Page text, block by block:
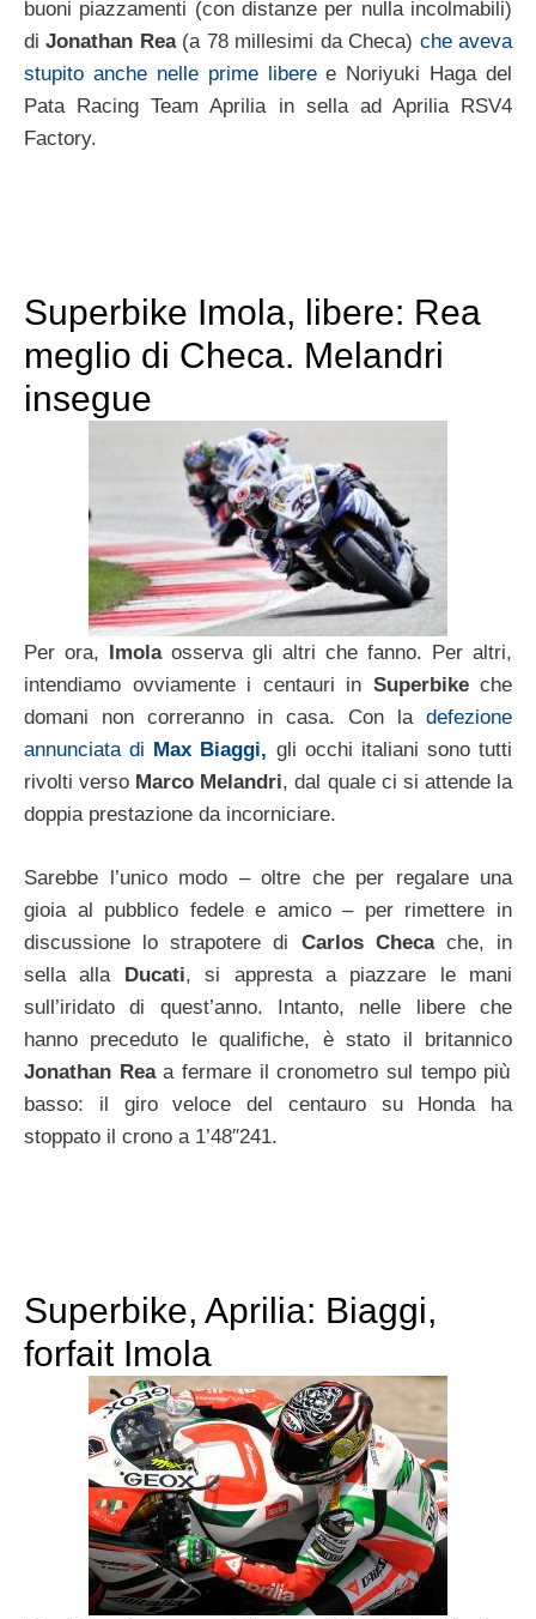
buoni piazzamenti (con distanze per nulla incolmabili)
diJonathan Rea(a 78 millesimi da Checa) che aveva
stupito anche nelle prime liberee Noriyuki Haga del
Pata Racing Team Aprilia in sella ad Aprilia RSV4
Factory.
Superbike Imola, libere: Rea
meglio di Checa. Melandri
insegue
Per ora, Imolaosserva gli altri che fanno. Per altri,
intendiamo ovviamente i centauri in Superbikeche
domani non correranno in casa. Con la defezione
annunciata di Max Biaggi, gli occhi italiani sono tutti
rivolti verso Marco Melandri, dal quale ci si attende la
doppia prestazione da incorniciare.
Sarebbe l’unico modo – oltre che per regalare una
gioia al pubblico fedele e amico – per rimettere in
discussione lo strapotere di Carlos Checache, in
sella alla Ducati, si appresta a piazzare le mani
sull’iridato di quest’anno. Intanto, nelle libere che
hanno preceduto le qualifiche, è stato il britannico
Jonathan Reaa fermare il cronometro sul tempo più
basso: il giro veloce del centauro su Honda ha
stoppato il crono a 1’48″241.
Superbike, Aprilia: Biaggi,
forfait Imola